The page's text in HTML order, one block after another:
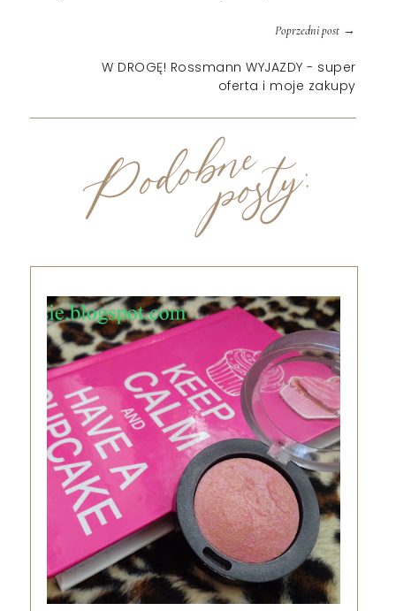
Poprzedni post→
W DROGĘ! Rossmann WYJAZDY - super
oferta i moje zakupy